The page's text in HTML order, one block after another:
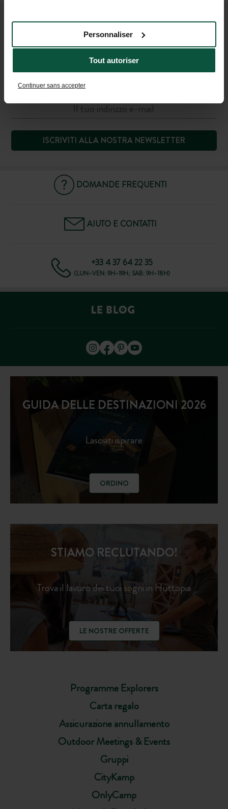
Tout autoriser
Personnaliser
Continuer sans accepter
UNISCITI ALLA NOSTRA
COMUNITÀ
promozionali di Huttopia!
ISCRIVITI ALLA NOSTRA NEWSLETTER
DOMANDE FREQUENTI
AIUTO E CONTATTI
+33 4 37 64 22 35
(LUN–VEN: 9H–19H; SAB: 9H–18H)
GUIDA DELLE DESTINAZIONI 2026
Lasciati ispirare
ORDINO
Programme Explorers
Carta regalo
Assicurazione annullamento
Outdoor Meetings & Events
Gruppi
CityKamp
OnlyCamp
STIAMO RECLUTANDO!
Trova il lavoro dei tuoi sogni in Huttopia
LE NOSTRE OFFERTE